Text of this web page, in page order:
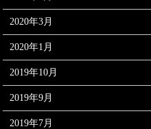
2020年3月
2020年1月
2019年10月
2019年9月
2019年7月